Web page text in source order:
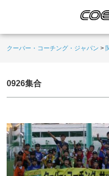
クーバー・コーチング・ジャパン >
0926集合